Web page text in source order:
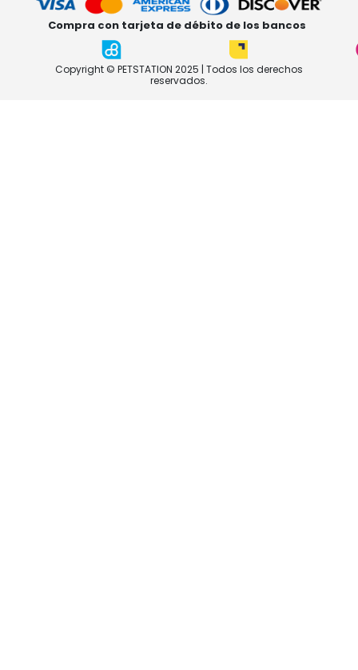
Compra con tarjeta de débito de los bancos
Copyright © PETSTATION 2025 | Todos los derechos
reservados.